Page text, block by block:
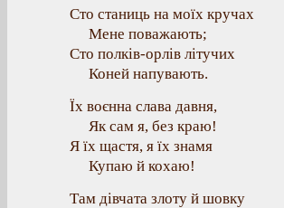
Сто станиць на моїх кручах
Мене поважають;
Сто полків-орлів літучих
Коней напувають.
Їх воєнна слава давня,
Як сам я, без краю!
Я їх щастя, я їх знамя
Купаю й кохаю!
Там дівчата злоту й шовку